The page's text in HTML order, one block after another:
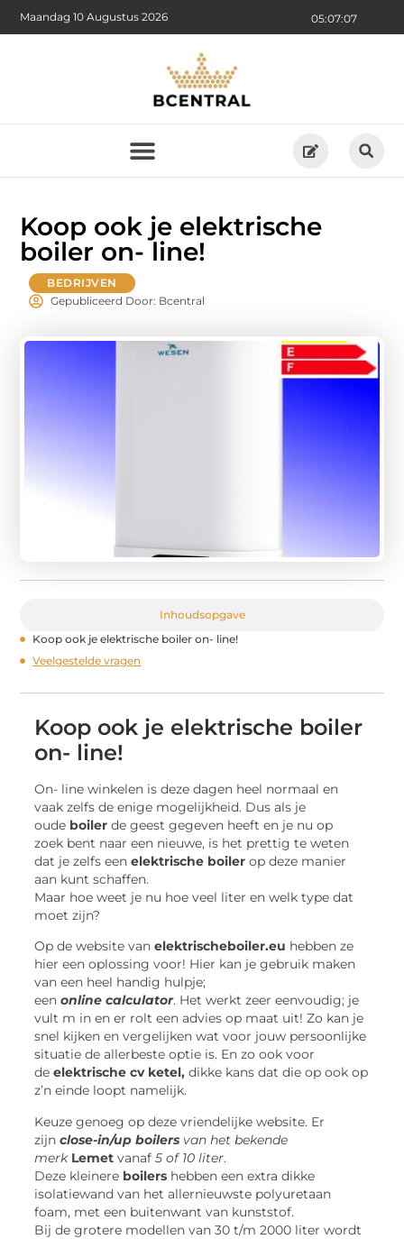
05:07:09
Maandag 10 Augustus 2026
Koop ook je elektrische
boiler on- line!
BEDRIJVEN
Gepubliceerd Door: Bcentral
Inhoudsopgave
Koop ook je elektrische boiler on- line!
Veelgestelde vragen
Koop ook je elektrische boiler
on- line!
On- line winkelen is deze dagen heel normaal en
vaak zelfs de enige mogelijkheid. Dus als je
oude boiler de geest gegeven heeft en je nu op
zoek bent naar een nieuwe, is het prettig te weten
dat je zelfs eenelektrische boilerop deze manier
aan kunt schaffen.
Maar hoe weet je nu hoe veel liter en welk type dat
moet zijn?
Op de website vanelektrischeboiler.eu hebben ze
hier een oplossing voor! Hier kan je gebruik maken
van een heel handig hulpje;
eenonline calculator. Het werkt zeer eenvoudig; je
vult m in en er rolt een advies op maat uit! Zo kan je
snel kijken en vergelijken wat voor jouw persoonlijke
situatie de allerbeste optie is. En zo ook voor
deelektrische cv ketel,dikke kans dat die op ook op
z’n einde loopt namelijk.
Keuze genoeg op deze vriendelijke website. Er
zijnclose-in/up boilers van het bekende
merk Lemetvanaf5 of 10 liter.
Deze kleinere boilers hebben een extra dikke
isolatiewand van het allernieuwste polyuretaan
foam, met een buitenwant van kunststof.
Bij de grotere modellen van 30 t/m 2000 liter wordt